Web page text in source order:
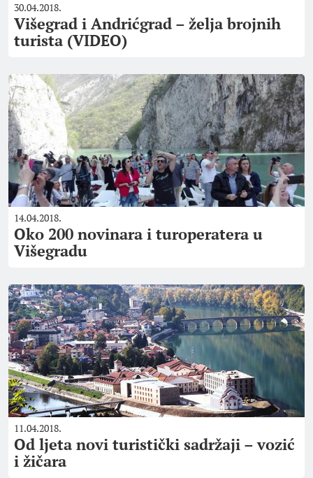
30.04.2018.
Višegrad i Andrićgrad – želja brojnih
turista (VIDEO)
14.04.2018.
Oko 200 novinara i turoperatera u
Višegradu
11.04.2018.
Od ljeta novi turistički sadržaji – vozić
i žičara